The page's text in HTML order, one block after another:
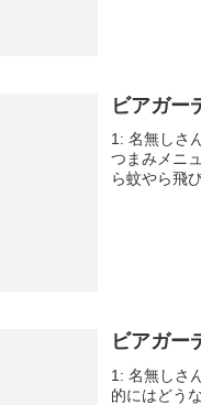
ビアガー
1: 名無しさ
つまみメニ
ら蚊やら飛
ビアガー
1: 名無しさ
的にはどう